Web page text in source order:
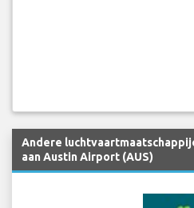
Andere
aan Austin Airport (AUS)